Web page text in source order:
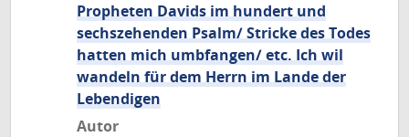
Propheten Davids im hundert und
sechszehenden Psalm/ Stricke des Todes
hatten mich umbfangen/ etc. Ich wil
wandeln für dem Herrn im Lande der
Lebendigen
Autor